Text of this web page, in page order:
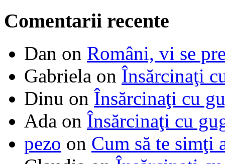
Comentarii recente
Dan on Români, vi se
Gabriela on Însărcinaţi
Dinu on Însărcinaţi cu
Ada on Însărcinaţi cu
pezo on Cum să te simţi